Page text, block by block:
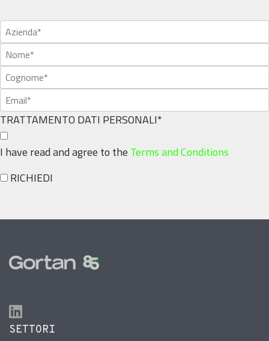
TRATTAMENTO DATI PERSONALI*
I have read and agree to the Terms and Conditions
RICHIEDI
SETTORI